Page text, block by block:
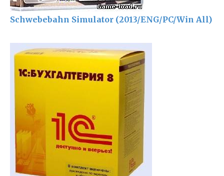
Schwebebahn Simulator (2013/ENG/PC/Win All)